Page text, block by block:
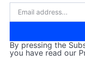
By pressing the
you have read our